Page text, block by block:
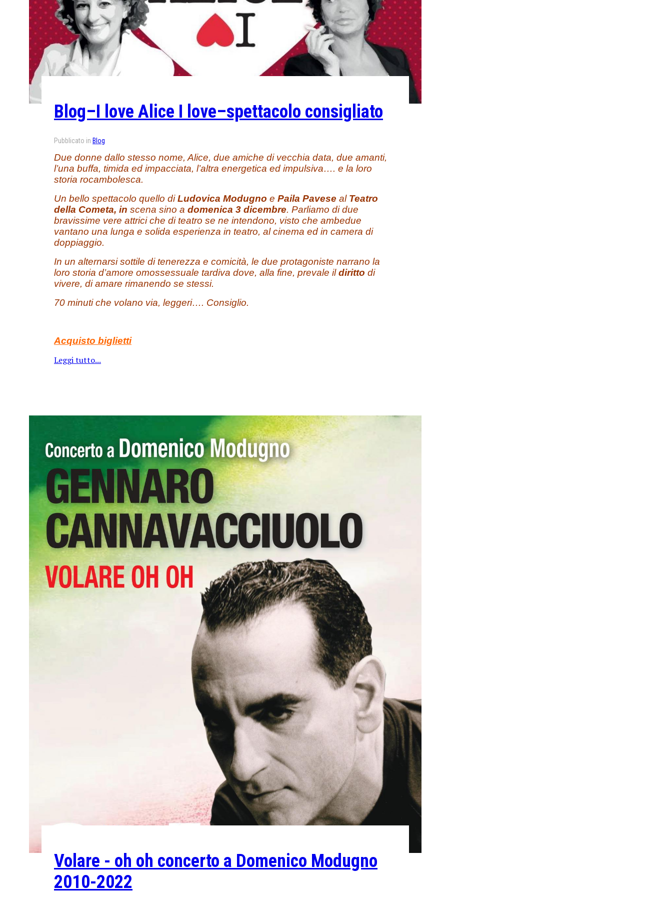
Blog–I love Alice I love–spettacolo consigliato
Pubblicato in Blog
Due donne dallo stesso nome, Alice, due amiche di vecchia data, due amanti,
l’una buffa, timida ed impacciata, l’altra energetica ed impulsiva…. e la loro
storia rocambolesca.
Un bello spettacolo quello diLudovica Modugno e Paila Pavese al Teatro
della Cometa, in scena sino a domenica 3 dicembre. Parliamo di due
bravissime vere attrici che di teatro se ne intendono, visto che ambedue
vantano una lunga e solida esperienza in teatro, al cinema ed in camera di
doppiaggio.
In un alternarsi sottile di tenerezza e comicità, le due protagoniste narrano la
loro storia d’amore omossessuale tardiva dove, alla fine, prevale ildiritto di
vivere, di amare rimanendo se stessi.
70 minuti che volano via, leggeri…. Consiglio.
Acquisto biglietti
Leggi tutto...
Volare - oh oh concerto a Domenico Modugno
2010-2022